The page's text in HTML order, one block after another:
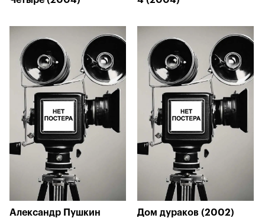
Александр Пушкин
Дом дураков (2002)